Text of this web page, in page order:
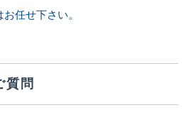
任せ下さい。
質問